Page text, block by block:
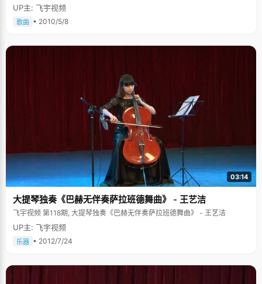
UP主: 飞宇视频
歌曲 • 2010/5/8
03:14
大提琴独奏《巴赫无伴奏萨拉班德舞曲》 - 王艺洁
飞宇视频 第118期, 大提琴独奏《巴赫无伴奏萨拉班德舞曲》 - 王艺洁
UP主: 飞宇视频
乐器 • 2012/7/24